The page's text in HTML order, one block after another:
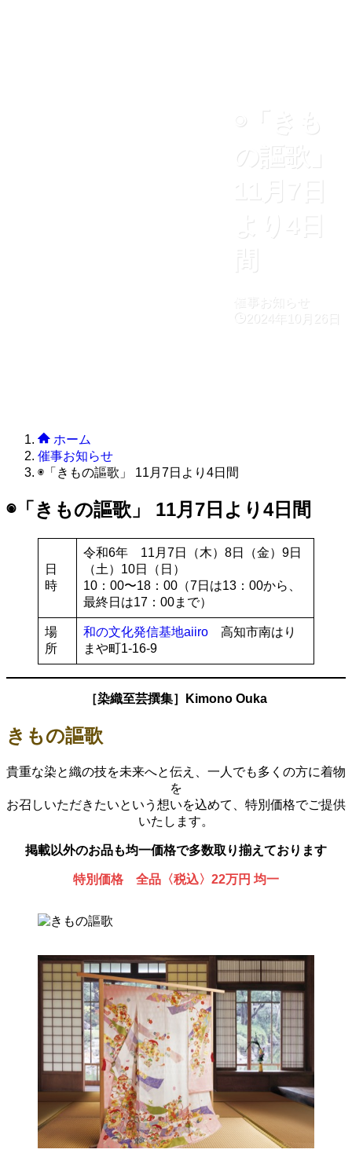
◉「きも
の謳歌」
11月7日
より4日
間
催事お知らせ
2024年10月26日
ホーム
催事お知らせ
◉「きもの謳歌」 11月7日より4日間
◉「きもの謳歌」 11月7日より4日間
日
時
令和6年 11月7日（木）8日（金）9日
（土）10日（日）
10：00〜18：00（7日は13：00から、
最終日は17：00まで）
場
所
和の文化発信基地aiiro 高知市南はり
まや町1-16-9
［染織至芸撰集］Kimono Ouka
きもの謳歌
貴重な染と織の技を未来へと伝え、一人でも多くの方に着物
を
お召しいただきたいという想いを込めて、特別価格でご提供
いたします。
掲載以外のお品も均一価格で多数取り揃えております
特別価格 全品〈税込〉22万円 均一